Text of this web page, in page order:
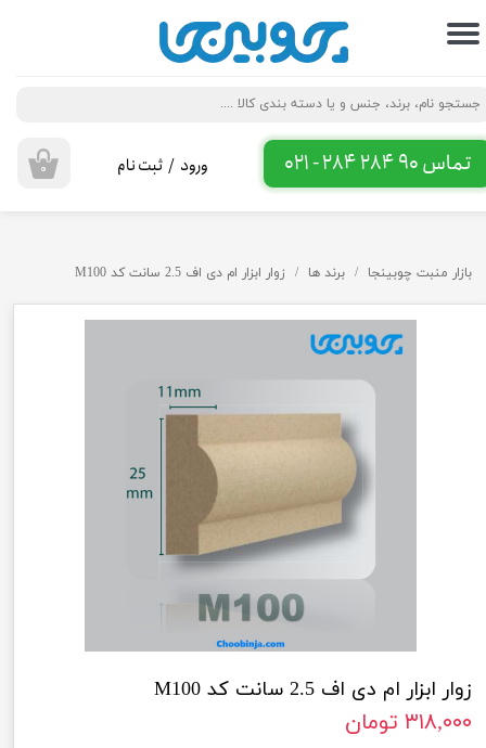
تماس 90 284 284 - 021 ۰ ورود / ثبت نام
حساب کاربری من
تغییر گذر واژه
سفارشات
خروج از حساب کاربری
بازار منبت چوبینجا برند ها زوار ابزار ام دی اف 2.5 سانت کد M100
زوار ابزار ام دی اف 2.5 سانت کد M100
۳۱۸,۰۰۰ تومان